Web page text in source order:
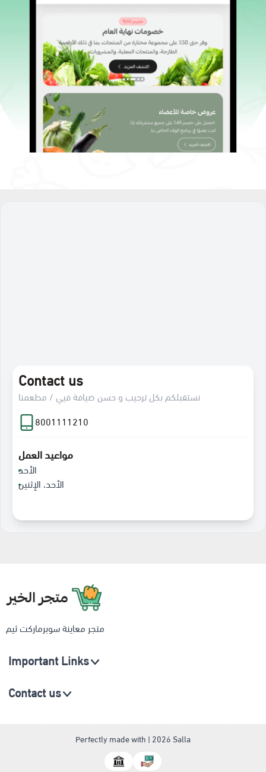
Contact us
نستقبلكم بكل ترحيب و حسن ضيافة فيي / مطعمنا
8001111210
مواعيد العمل
الأحد
الأحد، الإثنين
متجر معاينة سوبرماركت
متجر معاينة سوبرماركت ثيم
Important Links
Contact us
Perfectly made with | 2026 Salla